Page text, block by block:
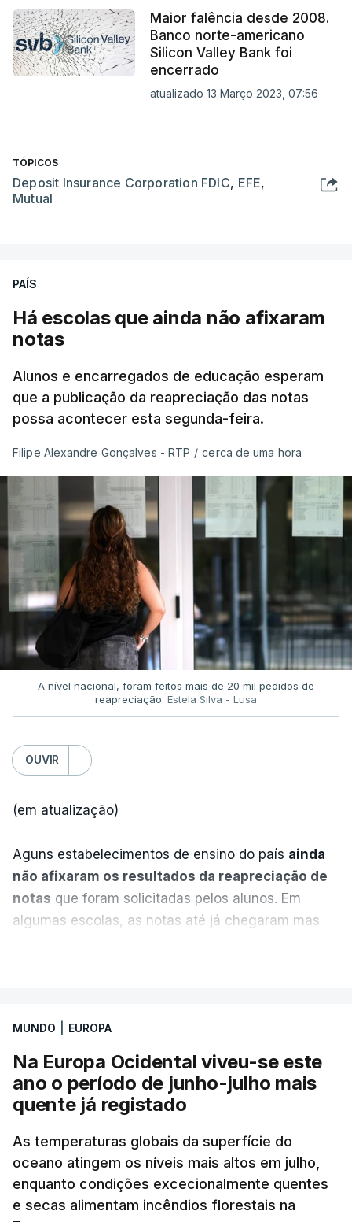
Maior falência desde 2008.
Banco norte-americano
Silicon Valley Bank foi
encerrado
atualizado 13 Março 2023, 07:56
TÓPICOS
Deposit Insurance Corporation FDIC, EFE,
Mutual
PAÍS
Há escolas que ainda não afixaram
notas
Alunos e encarregados de educação esperam
que a publicação da reapreciação das notas
possa acontecer esta segunda-feira.
Filipe Alexandre Gonçalves - RTP / cerca de uma hora
A nível nacional, foram feitos mais de 20 mil pedidos de
reapreciação. Estela Silva - Lusa
OUVIR
(em atualização)
Aguns estabelecimentos de ensino do país ainda
não afixaram os resultados da reapreciação de
notas que foram solicitadas pelos alunos. Em
algumas escolas, as notas até já chegaram mas
tinha chegado o resultado de
exames, mas ainda não tinham sido afixados.
Alguns encarregados de educação e alunos foram
até à escola para ver o resultado mas ainda não
tinha sido divulgado. Alguns pais apontam
incorreções e aguardam a atualização na
plataforma Inovar.
MUNDO EUROPA
Na Europa Ocidental viveu-se este
ano o período de junho-julho mais
quente já registado
As temperaturas globais da superfície do
oceano atingem os níveis mais altos em julho,
enquanto condições excecionalmente quentes
e secas alimentam incêndios florestais na